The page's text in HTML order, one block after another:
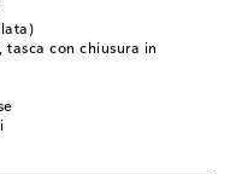
tasca con chiusura in